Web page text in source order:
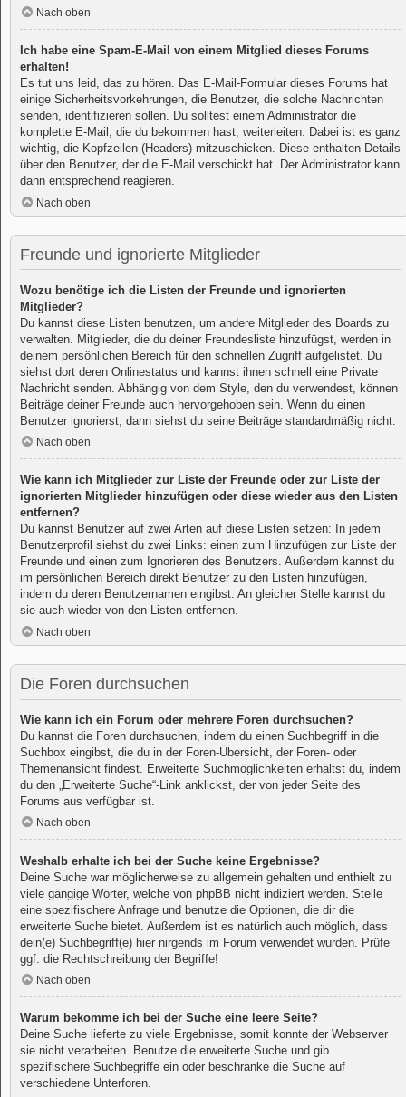
Nach oben
Ich habe eine Spam-E-Mail von einem Mitglied dieses Forums
erhalten!
Es tut uns leid, das zu hören. Das E-Mail-Formular dieses Forums hat
einige Sicherheitsvorkehrungen, die Benutzer, die solche Nachrichten
senden, identifizieren sollen. Du solltest einem Administrator die
komplette E-Mail, die du bekommen hast, weiterleiten. Dabei ist es ganz
wichtig, die Kopfzeilen (Headers) mitzuschicken. Diese enthalten Details
über den Benutzer, der die E-Mail verschickt hat. Der Administrator kann
dann entsprechend reagieren.
Nach oben
Freunde und ignorierte Mitglieder
Wozu benötige ich die Listen der Freunde und ignorierten
Mitglieder?
Du kannst diese Listen benutzen, um andere Mitglieder des Boards zu
verwalten. Mitglieder, die du deiner Freundesliste hinzufügst, werden in
deinem persönlichen Bereich für den schnellen Zugriff aufgelistet. Du
siehst dort deren Onlinestatus und kannst ihnen schnell eine Private
Nachricht senden. Abhängig von dem Style, den du verwendest, können
Beiträge deiner Freunde auch hervorgehoben sein. Wenn du einen
Benutzer ignorierst, dann siehst du seine Beiträge standardmäßig nicht.
Nach oben
Wie kann ich Mitglieder zur Liste der Freunde oder zur Liste der
ignorierten Mitglieder hinzufügen oder diese wieder aus den Listen
entfernen?
Du kannst Benutzer auf zwei Arten auf diese Listen setzen: In jedem
Benutzerprofil siehst du zwei Links: einen zum Hinzufügen zur Liste der
Freunde und einen zum Ignorieren des Benutzers. Außerdem kannst du
im persönlichen Bereich direkt Benutzer zu den Listen hinzufügen,
indem du deren Benutzernamen eingibst. An gleicher Stelle kannst du
sie auch wieder von den Listen entfernen.
Nach oben
Die Foren durchsuchen
Wie kann ich ein Forum oder mehrere Foren durchsuchen?
Du kannst die Foren durchsuchen, indem du einen Suchbegriff in die
Suchbox eingibst, die du in der Foren-Übersicht, der Foren- oder
Themenansicht findest. Erweiterte Suchmöglichkeiten erhältst du, indem
du den „Erweiterte Suche“-Link anklickst, der von jeder Seite des
Forums aus verfügbar ist.
Nach oben
Weshalb erhalte ich bei der Suche keine Ergebnisse?
Deine Suche war möglicherweise zu allgemein gehalten und enthielt zu
viele gängige Wörter, welche von phpBB nicht indiziert werden. Stelle
eine spezifischere Anfrage und benutze die Optionen, die dir die
erweiterte Suche bietet. Außerdem ist es natürlich auch möglich, dass
dein(e) Suchbegriff(e) hier nirgends im Forum verwendet wurden. Prüfe
ggf. die Rechtschreibung der Begriffe!
Nach oben
Warum bekomme ich bei der Suche eine leere Seite?
Deine Suche lieferte zu viele Ergebnisse, somit konnte der Webserver
sie nicht verarbeiten. Benutze die erweiterte Suche und gib
spezifischere Suchbegriffe ein oder beschränke die Suche auf
verschiedene Unterforen.